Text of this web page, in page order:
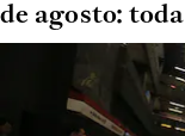
de agosto: